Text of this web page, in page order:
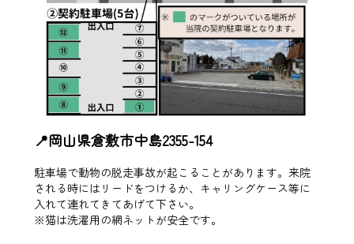
📍岡山県倉敷市中島2355-154
駐車場で動物の脱走事故が起こることがあります。来院
される時にはリードをつけるか、キャリングケース等に
入れて連れてきてあげて下さい。
※猫は洗濯用の網ネットが安全です。